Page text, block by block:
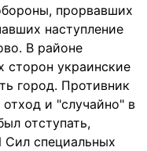
прорвавших
наступление
В районе
сторон украинские
город. Противник
и "случайно" в
отступать,
Сил специальных